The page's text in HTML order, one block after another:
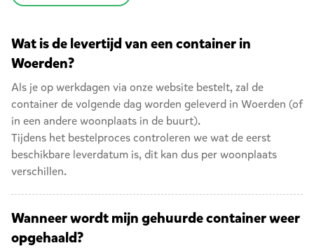
Wat is de levertijd van een container in
Woerden?
Als je op werkdagen via onze website bestelt, zal de
container de volgende dag worden geleverd in Woerden (of
in een andere woonplaats in de buurt).
Tijdens het bestelproces controleren we wat de eerst
beschikbare leverdatum is, dit kan dus per woonplaats
verschillen.
Wanneer wordt mijn gehuurde container weer
opgehaald?